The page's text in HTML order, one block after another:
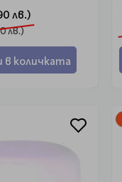
лв.)
лв.)
в количката